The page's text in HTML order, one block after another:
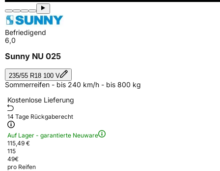
Befriedigend
6,0
Sunny NU 025
235/55 R18 100 V
Sommerreifen - bis 240 km/h - bis 800 kg
Kostenlose Lieferung
14 Tage Rückgaberecht
Auf Lager - garantierte Neuware
115,49 €
115
49€
pro Reifen